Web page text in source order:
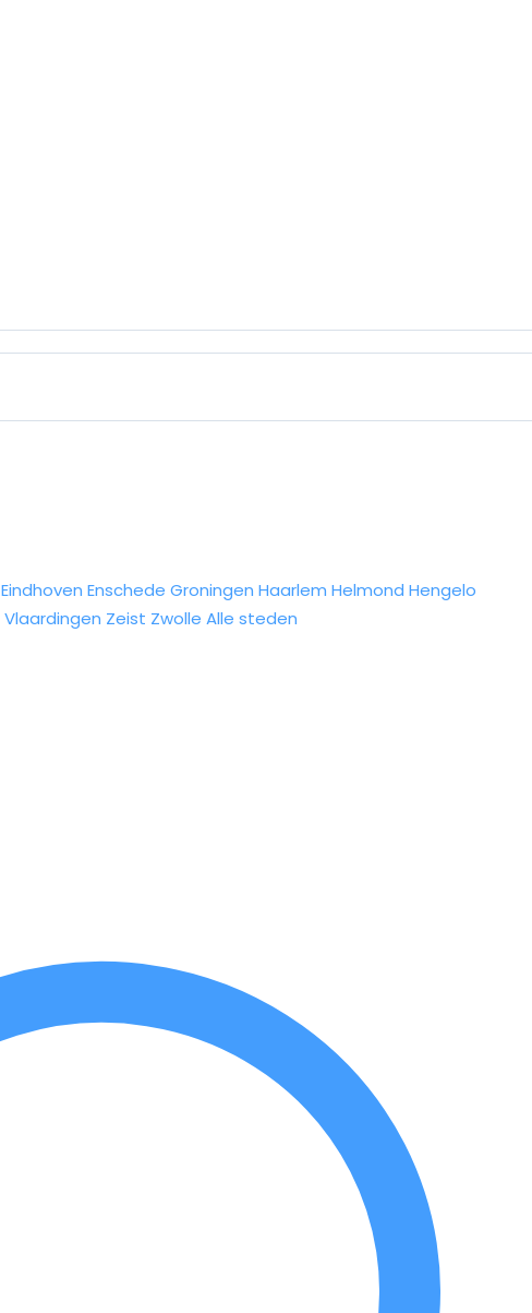
Eindhoven Enschede Groningen Haarlem Helmond Hengelo
Vlaardingen Zeist Zwolle Alle steden